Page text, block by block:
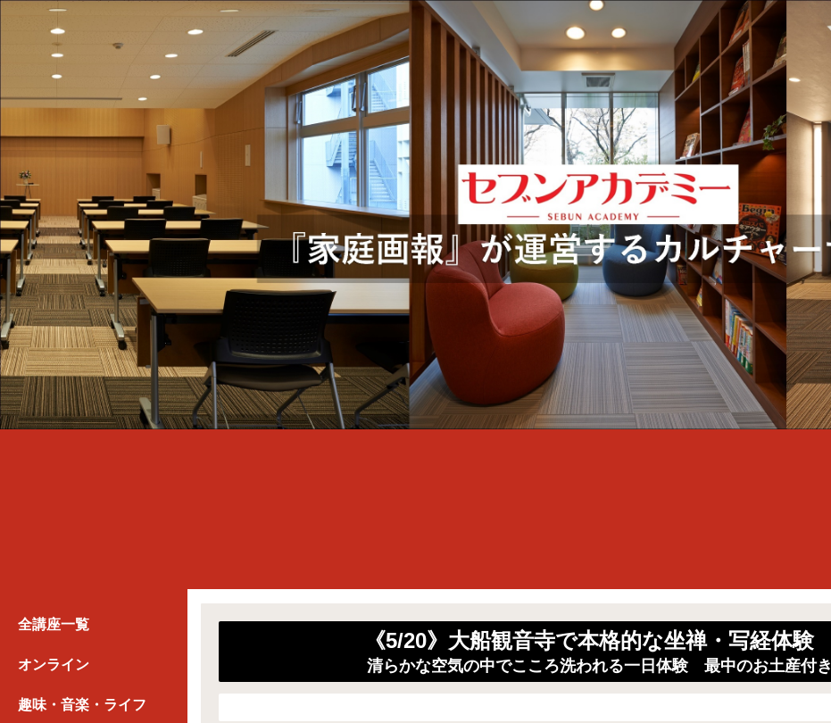
全講座一覧
オンライン
趣味・音楽・ライフ
《5/20》大船観音寺で本格的な坐禅・写経体験
清らかな空気の中でこころ洗われる一日体験 最中のお土産付き